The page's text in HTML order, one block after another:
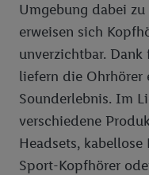
Umgebung dabei
erweisen sich
unverzichtbar.
liefern die Ohrhörer
Sounderlebnis. Im
verschiedene
Headsets,
Sport-Kopfhörer